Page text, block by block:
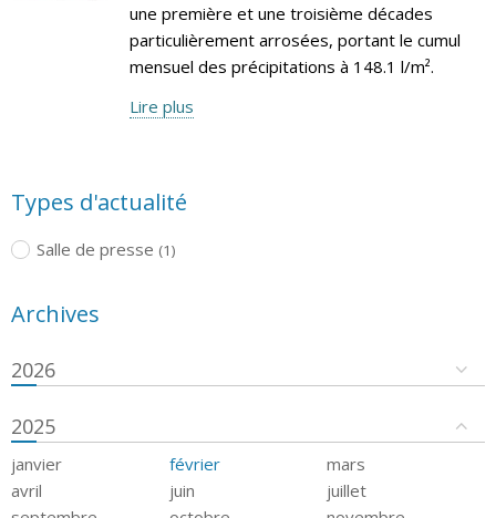
une première et une troisième décades
particulièrement arrosées, portant le cumul
mensuel des précipitations à 148.1 l/m².
Lire plus
Types d'actualité
Salle de presse (1)
Archives
2026
2025
janvier février
mars
avril
juin
juillet